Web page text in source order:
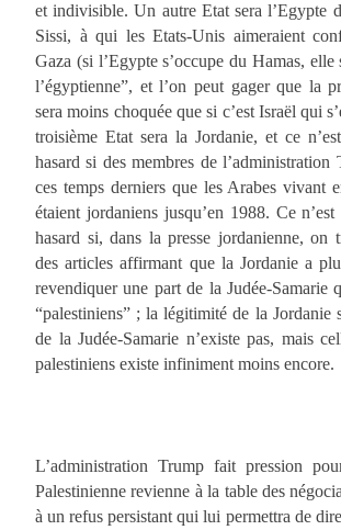
et indivisible. Un autre Etat sera l’Egypte
Sissi, à qui les Etats-Unis aimeraient
Gaza (si l’Egypte s’occupe du Hamas, elle
l’égyptienne”, et l’on peut gager que la
sera moins choquée que si c’est Israël qui
troisième Etat sera la Jordanie, et ce
hasard si des membres de l’administration
ces temps derniers que les Arabes vivant
étaient jordaniens jusqu’en 1988. Ce
hasard si, dans la presse jordanienne, on
des articles affirmant que la Jordanie a
revendiquer une part de la Judée-Samarie
“palestiniens” ; la légitimité de la Jordanie
de la Judée-Samarie n’existe pas, mais
palestiniens existe infiniment moins encore.
L’administration Trump fait pression
Palestinienne revienne à la table des
à un refus persistant qui lui permettra de